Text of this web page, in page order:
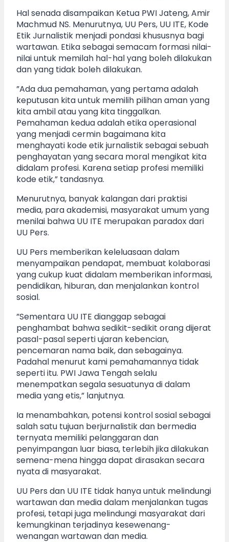
Hal senada disampaikan Ketua PWI Jateng, Amir
Machmud NS. Menurutnya, UU Pers, UU ITE, Kode
Etik Jurnalistik menjadi pondasi khususnya bagi
wartawan. Etika sebagai semacam formasi nilai-
nilai untuk memilah hal-hal yang boleh dilakukan
dan yang tidak boleh dilakukan.
”Ada dua pemahaman, yang pertama adalah
keputusan kita untuk memilih pilihan aman yang
kita ambil atau yang kita tinggalkan.
Pemahaman kedua adalah etika operasional
yang menjadi cermin bagaimana kita
menghayati kode etik jurnalistik sebagai sebuah
penghayatan yang secara moral mengikat kita
didalam profesi. Karena setiap profesi memiliki
kode etik,” tandasnya.
Menurutnya, banyak kalangan dari praktisi
media, para akademisi, masyarakat umum yang
menilai bahwa UU ITE merupakan paradox dari
UU Pers.
UU Pers memberikan keleluasaan dalam
menyampaikan pendapat, membuat kolaborasi
yang cukup kuat didalam memberikan informasi,
pendidikan, hiburan, dan menjalankan kontrol
sosial.
”Sementara UU ITE dianggap sebagai
penghambat bahwa sedikit-sedikit orang dijerat
pasal-pasal seperti ujaran kebencian,
pencemaran nama baik, dan sebagainya.
Padahal menurut kami pemahamannya tidak
seperti itu. PWI Jawa Tengah selalu
menempatkan segala sesuatunya di dalam
media yang etis,” lanjutnya.
Ia menambahkan, potensi kontrol sosial sebagai
salah satu tujuan berjurnalistik dan bermedia
ternyata memiliki pelanggaran dan
penyimpangan luar biasa, terlebih jika dilakukan
semena-mena hingga dapat dirasakan secara
nyata di masyarakat.
UU Pers dan UU ITE tidak hanya untuk melindungi
wartawan dan media dalam menjalankan tugas
profesi, tetapi juga melindungi masyarakat dari
kemungkinan terjadinya kesewenang-
wenangan wartawan dan media.